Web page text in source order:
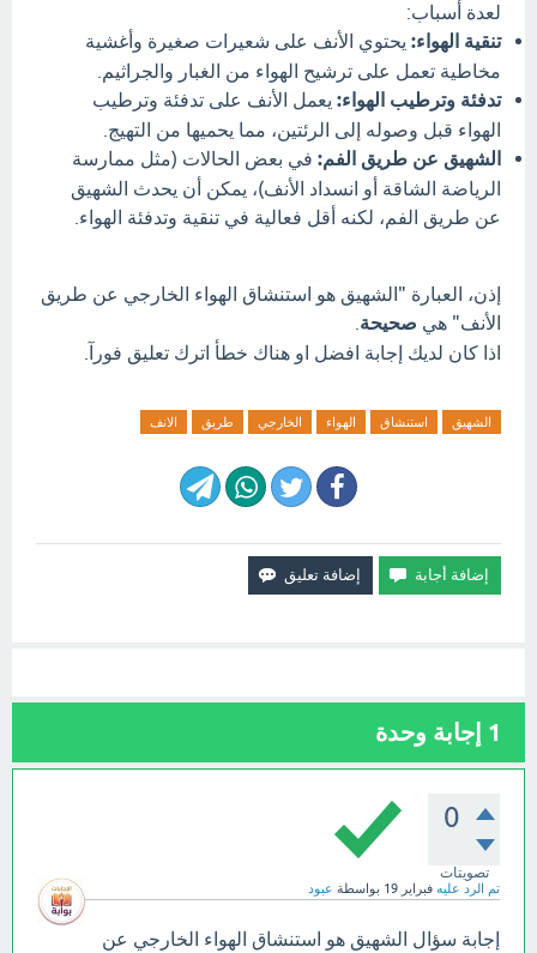
لعدة أسباب:
تنقية الهواء: يحتوي الأنف على شعيرات صغيرة وأغشية
مخاطية تعمل على ترشيح الهواء من الغبار والجراثيم.
تدفئة وترطيب الهواء: يعمل الأنف على تدفئة وترطيب
الهواء قبل وصوله إلى الرئتين، مما يحميها من التهيج.
الشهيق عن طريق الفم: في بعض الحالات (مثل ممارسة
الرياضة الشاقة أو انسداد الأنف)، يمكن أن يحدث الشهيق
عن طريق الفم، لكنه أقل فعالية في تنقية وتدفئة الهواء.
إذن، العبارة "الشهيق هو استنشاق الهواء الخارجي عن طريق
الأنف" هي صحيحة
اذا كان لديك إجابة افضل او هناك خطأ اترك تعليق فورآ.
الشهيق استنشاق الهواء الخارجي طريق الانف
1 إجابة وحدة
0
تصويتات
تم الرد عليه فبراير 19 بواسطة عبود
إجابة سؤال الشهيق هو استنشاق الهواء الخارجي عن